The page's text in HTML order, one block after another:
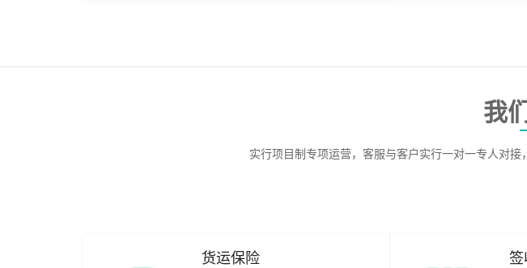
我
实行项目制专项运营，客服与客户实行一对一专人对
货运保险 签